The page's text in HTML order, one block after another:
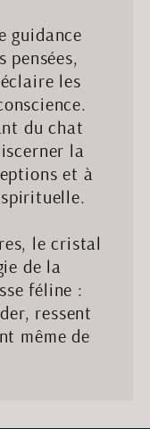
guidance
les
du chat
la
et à
le cristal
de la
féline :
ressent
même de